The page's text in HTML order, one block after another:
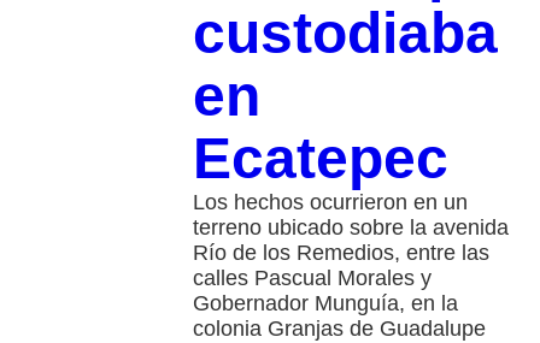
custodiaba
en
Ecatepec
Los hechos ocurrieron en un
terreno ubicado sobre la avenida
Río de los Remedios, entre las
calles Pascual Morales y
Gobernador Munguía, en la
colonia Granjas de Guadalupe